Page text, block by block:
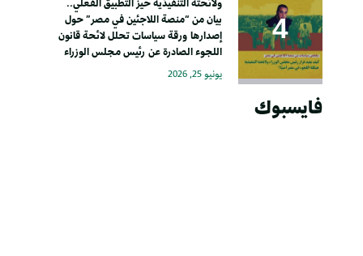
بيان من “منصة اللاجئين في مصر” حول
إصدارها ورقة سياسات تحلل لائحة قانون
اللجوء الصادرة عن رئيس مجلس الوزراء
يونيو 25, 2026
فايسبوك